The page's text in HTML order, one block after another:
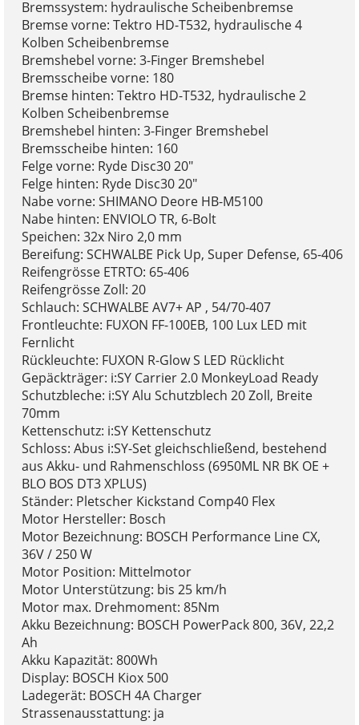
Bremssystem: hydraulische Scheibenbremse
Bremse vorne: Tektro HD-T532, hydraulische 4
Kolben Scheibenbremse
Bremshebel vorne: 3-Finger Bremshebel
Bremsscheibe vorne: 180
Bremse hinten: Tektro HD-T532, hydraulische 2
Kolben Scheibenbremse
Bremshebel hinten: 3-Finger Bremshebel
Bremsscheibe hinten: 160
Felge vorne: Ryde Disc30 20"
Felge hinten: Ryde Disc30 20"
Nabe vorne: SHIMANO Deore HB-M5100
Nabe hinten: ENVIOLO TR, 6-Bolt
Speichen: 32x Niro 2,0 mm
Bereifung: SCHWALBE Pick Up, Super Defense, 65-406
Reifengrösse ETRTO: 65-406
Reifengrösse Zoll: 20
Schlauch: SCHWALBE AV7+ AP , 54/70-407
Frontleuchte: FUXON FF-100EB, 100 Lux LED mit
Fernlicht
Rückleuchte: FUXON R-Glow S LED Rücklicht
Gepäckträger: i:SY Carrier 2.0 MonkeyLoad Ready
Schutzbleche: i:SY Alu Schutzblech 20 Zoll, Breite
70mm
Kettenschutz: i:SY Kettenschutz
Schloss: Abus i:SY-Set gleichschließend, bestehend
aus Akku- und Rahmenschloss (6950ML NR BK OE +
BLO BOS DT3 XPLUS)
Ständer: Pletscher Kickstand Comp40 Flex
Motor Hersteller: Bosch
Motor Bezeichnung: BOSCH Performance Line CX,
36V / 250 W
Motor Position: Mittelmotor
Motor Unterstützung: bis 25 km/h
Motor max. Drehmoment: 85Nm
Akku Bezeichnung: BOSCH PowerPack 800, 36V, 22,2
Ah
Akku Kapazität: 800Wh
Display: BOSCH Kiox 500
Ladegerät: BOSCH 4A Charger
Strassenausstattung: ja